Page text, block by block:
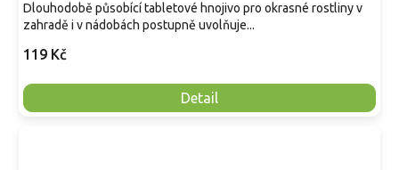
119 Kč
Detail
Dlouhodobě působící tabletové hnojivo pro okrasné rostliny v
zahradě i v nádobách postupně uvolňuje...